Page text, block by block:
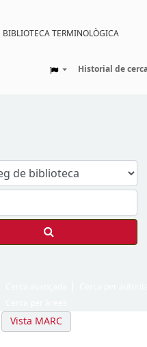
BIBLIOTECA TERMINOLÒGICA
Historial de
Vista MARC